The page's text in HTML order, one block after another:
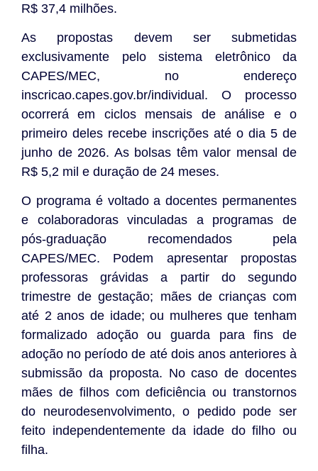
R$ 37,4 milhões.
As propostas devem ser submetidas
exclusivamente pelo sistema eletrônico da
CAPES/MEC, no endereço
inscricao.capes.gov.br/individual. O processo
ocorrerá em ciclos mensais de análise e o
primeiro deles recebe inscrições até o dia 5 de
junho de 2026. As bolsas têm valor mensal de
R$ 5,2 mil e duração de 24 meses.
O programa é voltado a docentes permanentes
e colaboradoras vinculadas a programas de
pós-graduação recomendados pela
CAPES/MEC. Podem apresentar propostas
professoras grávidas a partir do segundo
trimestre de gestação; mães de crianças com
até 2 anos de idade; ou mulheres que tenham
formalizado adoção ou guarda para fins de
adoção no período de até dois anos anteriores à
submissão da proposta. No caso de docentes
mães de filhos com deficiência ou transtornos
do neurodesenvolvimento, o pedido pode ser
feito independentemente da idade do filho ou
filha.